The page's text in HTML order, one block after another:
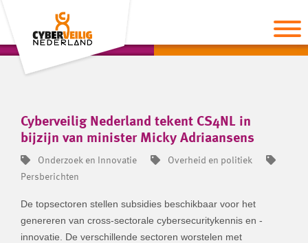
Cyberveilig Nederland tekent CS4NL in
bijzijn van minister Micky Adriaansens
Onderzoek en Innovatie
Overheid en politiek
Persberichten
De topsectoren stellen subsidies beschikbaar voor het
genereren van cross-sectorale cybersecuritykennis en -
innovatie. De verschillende sectoren worstelen met